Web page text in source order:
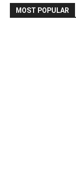
MOST POPULAR